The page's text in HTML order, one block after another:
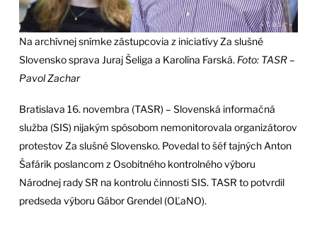
Na archívnej snímke zástupcovia z iniciatívy Za slušné
Slovensko sprava Juraj Šeliga a Karolína Farská. Foto: TASR –
Pavol Zachar
Bratislava 16. novembra (TASR) – Slovenská informačná
služba (SIS) nijakým spôsobom nemonitorovala organizátorov
protestov Za slušné Slovensko. Povedal to šéf tajných Anton
Šafárik poslancom z Osobitného kontrolného výboru
Národnej rady SR na kontrolu činnosti SIS. TASR to potvrdil
predseda výboru Gábor Grendel (OĽaNO).